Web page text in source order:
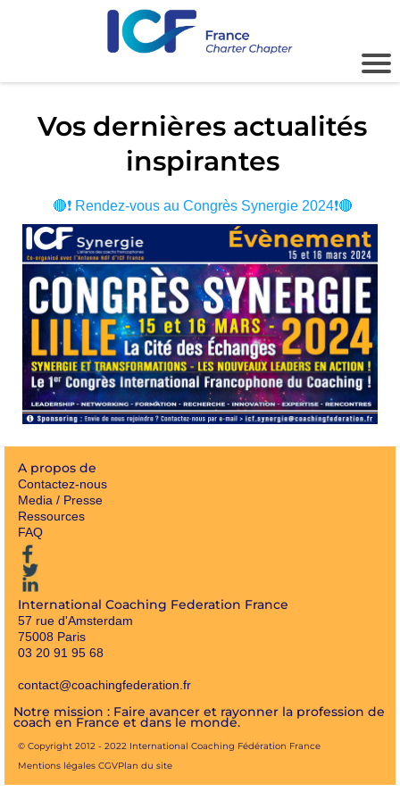
Vos dernières actualités
inspirantes
🔴❗️ Rendez-vous au Congrès Synergie 2024❗️🔴
A propos de
Contactez-nous
Media / Presse
Ressources
FAQ
International Coaching Federation France
57 rue d'Amsterdam
75008 Paris
03 20 91 95 68
contact@coachingfederation.fr
Notre mission : Faire avancer et rayonner la profession de
coach en France et dans le monde.
© Copyright 2012 - 2022 International Coaching Fédération France
Mentions légales CGVPlan du site